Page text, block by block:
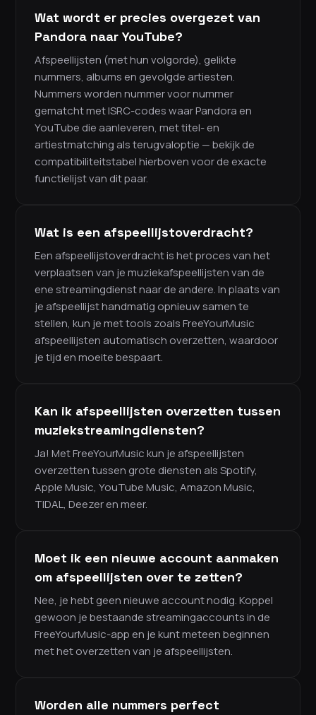
Wat wordt er precies overgezet van
Pandora naar YouTube?
Afspeellijsten (met hun volgorde), gelikte
nummers, albums en gevolgde artiesten.
Nummers worden nummer voor nummer
gematcht met ISRC-codes waar Pandora en
YouTube die aanleveren, met titel- en
artiestmatching als terugvaloptie — bekijk de
compatibiliteitstabel hierboven voor de exacte
functielijst van dit paar.
Wat is een afspeellijstoverdracht?
Een afspeellijstoverdracht is het proces van het
verplaatsen van je muziekafspeellijsten van de
ene streamingdienst naar de andere. In plaats van
je afspeellijst handmatig opnieuw samen te
stellen, kun je met tools zoals FreeYourMusic
afspeellijsten automatisch overzetten, waardoor
je tijd en moeite bespaart.
Kan ik afspeellijsten overzetten tussen
muziekstreamingdiensten?
Ja! Met FreeYourMusic kun je afspeellijsten
overzetten tussen grote diensten als Spotify,
Apple Music, YouTube Music, Amazon Music,
TIDAL, Deezer en meer.
Moet ik een nieuwe account aanmaken
om afspeellijsten over te zetten?
Nee, je hebt geen nieuwe account nodig. Koppel
gewoon je bestaande streamingaccounts in de
FreeYourMusic-app en je kunt meteen beginnen
met het overzetten van je afspeellijsten.
Worden alle nummers perfect